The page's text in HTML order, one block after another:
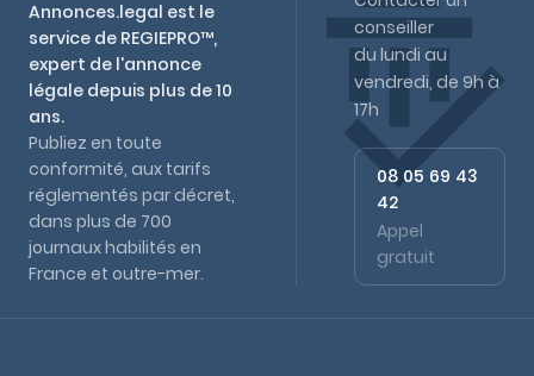
Annonces.legal est le
service de REGIEPRO™,
expert de l'annonce
légale depuis plus de 10
ans.
Publiez en toute
conformité, aux tarifs
réglementés par décret,
dans plus de 700
journaux habilités en
France et outre-mer.
conseiller
du lundi au
vendredi, de 9h à
17h
08 05 69 43
42
Appel
gratuit